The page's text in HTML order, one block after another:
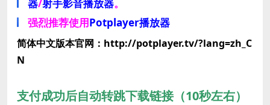
器/射手影音播放器。
强烈推荐使用Potplayer播放器
简体中文版本官网：http://potplayer.tv/?lang=zh_C
N
支付成功后自动转跳下载链接（10秒左右）